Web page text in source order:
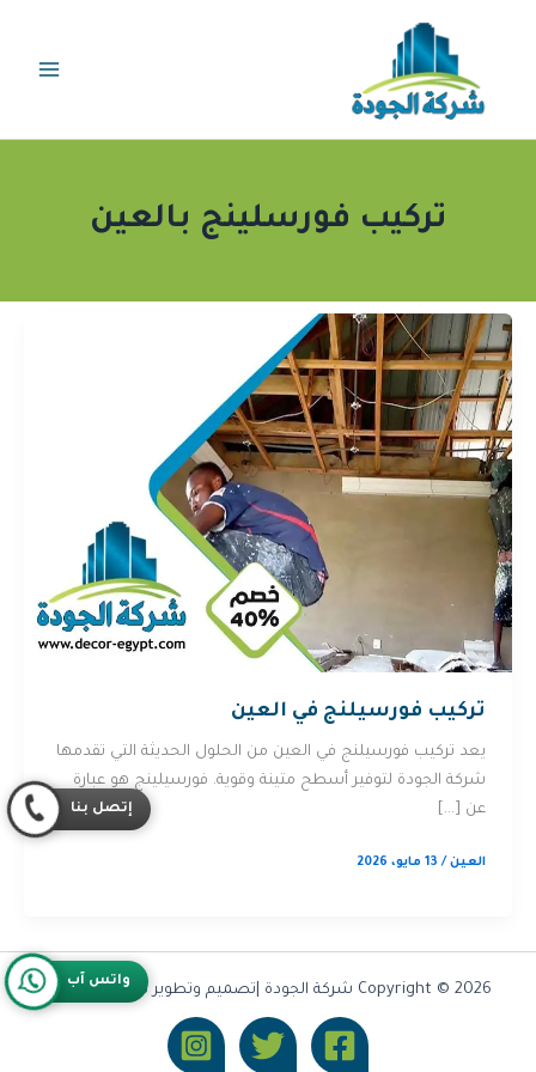
تركيب فورسلينج بالعين
تركيب فورسيلنج في العين
يعد تركيب فورسيلنج في العين من الحلول الحديثة التي تقدمها
شركة الجودة لتوفير أسطح متينة وقوية. فورسيلينج هو عبارة
عن […]
العين/ 13 مايو، 2026
Copyright © 2026 شركة الجودة |تصميم وتطوير شركة Olymoo
واتس آب
إتصل بنا